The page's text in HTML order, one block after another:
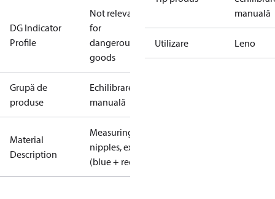
DG Indicator
Profile
Not relevant
for
dangerous
goods
Grupă de
produse
Echilibrare
manuală
Material
Description
Measuring
nipples, ext.
(blue + red)
manuală
Utilizare Leno